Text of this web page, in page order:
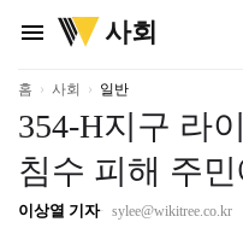
menu
위
키
리
사회
홈 사회 일반
354-H지구 라
침수 피해 주
이상열 기자 sylee@wikitree.co.kr